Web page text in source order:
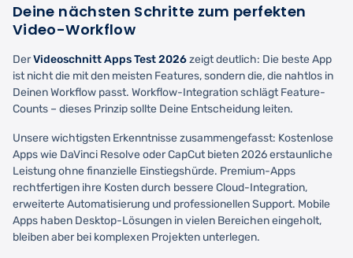
Deine nächsten Schritte zum perfekten
Video-Workflow
DerVideoschnitt Apps Test 2026zeigt deutlich: Die beste App
ist nicht die mit den meisten Features, sondern die, die nahtlos in
Deinen Workflow passt. Workflow-Integration schlägt Feature-
Counts – dieses Prinzip sollte Deine Entscheidung leiten.
Unsere wichtigsten Erkenntnisse zusammengefasst: Kostenlose
Apps wie DaVinci Resolve oder CapCut bieten 2026 erstaunliche
Leistung ohne finanzielle Einstiegshürde. Premium-Apps
rechtfertigen ihre Kosten durch bessere Cloud-Integration,
erweiterte Automatisierung und professionellen Support. Mobile
Apps haben Desktop-Lösungen in vielen Bereichen eingeholt,
bleiben aber bei komplexen Projekten unterlegen.